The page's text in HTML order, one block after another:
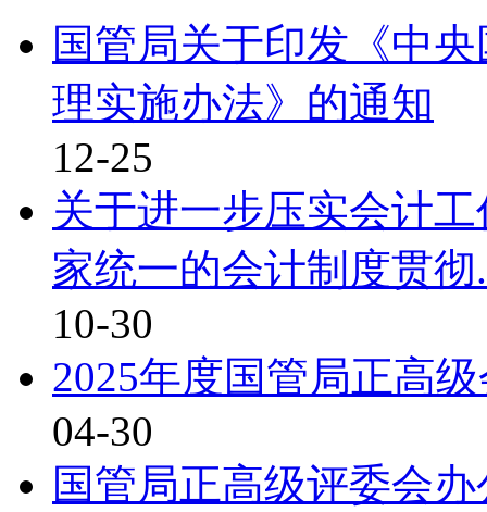
国管局关于印发《中
理实施办法》的通知
12-25
关于进一步压实会计
家统一的会计制度贯彻
10-30
2025年度国管局正高
04-30
国管局正高级评委会